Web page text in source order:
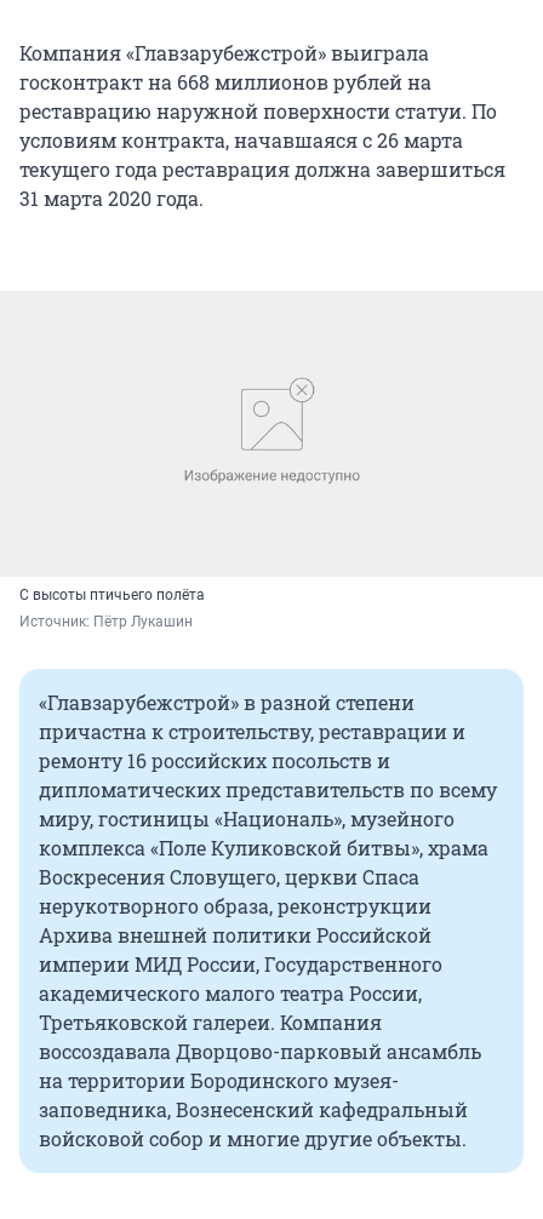
Компания «Главзарубежстрой» выиграла
госконтракт на 668 миллионов рублей на
реставрацию наружной поверхности статуи. По
условиям контракта, начавшаяся с 26 марта
текущего года реставрация должна завершиться
31 марта 2020 года.
С высоты птичьего полёта
Источник: Пётр Лукашин
«Главзарубежстрой» в разной степени
причастна к строительству, реставрации и
ремонту 16 российских посольств и
дипломатических представительств по всему
миру, гостиницы «Националь», музейного
комплекса «Поле Куликовcкой битвы», храма
Воскресения Словущего, церкви Спаса
нерукотворного образа, реконструкции
Архива внешней политики Российской
империи МИД России, Государственного
академического малого театра России,
Третьяковской галереи. Компания
воссоздавала Дворцово-парковый ансамбль
на территории Бородинского музея-
заповедника, Вознесенский кафедральный
войсковой собор и многие другие объекты.